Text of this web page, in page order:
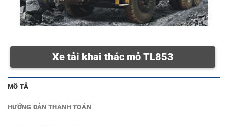
Xe tải khai thác mỏ TL853
MÔ TẢ
HƯỚNG DẪN THANH TOÁN